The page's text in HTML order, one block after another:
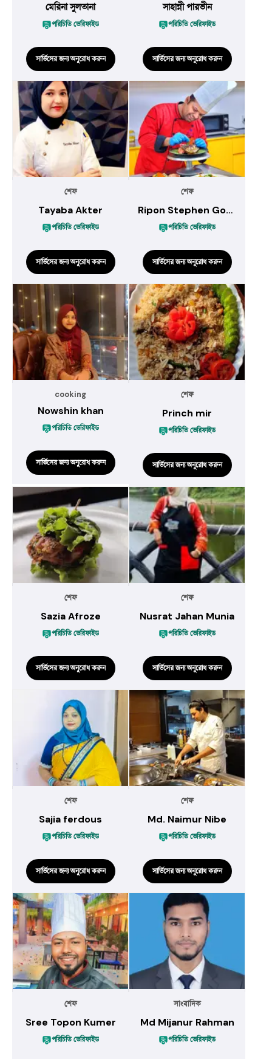
মেরিনা সুলতানা
পরিচিতি ভেরিফাইড
সার্ভিসের জন্য অনুরোধ করুন
সাহান্নী পারভীন
পরিচিতি ভেরিফাইড
সার্ভিসের জন্য অনুরোধ করুন
শেফ
Tayaba Akter
পরিচিতি ভেরিফাইড
সার্ভিসের জন্য অনুরোধ করুন
শেফ
Ripon Stephen Gomes
পরিচিতি ভেরিফাইড
সার্ভিসের জন্য অনুরোধ করুন
cooking
Nowshin khan
পরিচিতি ভেরিফাইড
সার্ভিসের জন্য অনুরোধ করুন
শেফ
Princh mir
পরিচিতি ভেরিফাইড
সার্ভিসের জন্য অনুরোধ করুন
শেফ
Sazia Afroze
পরিচিতি ভেরিফাইড
সার্ভিসের জন্য অনুরোধ করুন
শেফ
Nusrat Jahan Munia
পরিচিতি ভেরিফাইড
সার্ভিসের জন্য অনুরোধ করুন
শেফ
Sajia ferdous
পরিচিতি ভেরিফাইড
সার্ভিসের জন্য অনুরোধ করুন
শেফ
Md. Naimur Nibe
পরিচিতি ভেরিফাইড
সার্ভিসের জন্য অনুরোধ করুন
শেফ
Sree Topon Kumer
পরিচিতি ভেরিফাইড
সাংবাদিক
Md Mijanur Rahman
পরিচিতি ভেরিফাইড